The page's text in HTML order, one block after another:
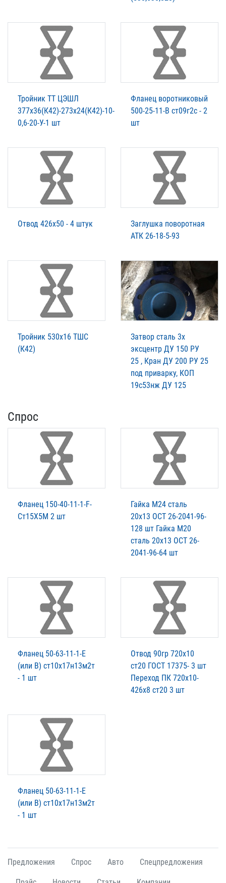
Тройник ТТ ЦЭШЛ
377х36(К42)-273х24(К42)-10-
0,6-20-У-1 шт
Фланец воротниковый
500-25-11-В ст09г2с - 2
шт
Отвод 426х50 - 4 штук
Заглушка поворотная
АТК 26-18-5-93
Тройник 530х16 ТШС
(К42)
Затвор сталь 3х
эксцентр ДУ 150 РУ
25 , Кран ДУ 200 РУ 25
под приварку, КОП
19с53нж ДУ 125
Спрос
Фланец 150-40-11-1-F-
Ст15Х5М 2 шт
Гайка М24 сталь
20х13 ОСТ 26-2041-96-
128 шт Гайка М20
сталь 20х13 ОСТ 26-
2041-96-64 шт
Фланец 50-63-11-1-Е
(или В) ст10х17н13м2т
- 1 шт
Отвод 90гр 720х10
ст20 ГОСТ 17375- 3 шт
Переход ПК 720х10-
426х8 ст20 3 шт
Фланец 50-63-11-1-Е
(или В) ст10х17н13м2т
- 1 шт
Предложения Спрос Авто Спецпредложения